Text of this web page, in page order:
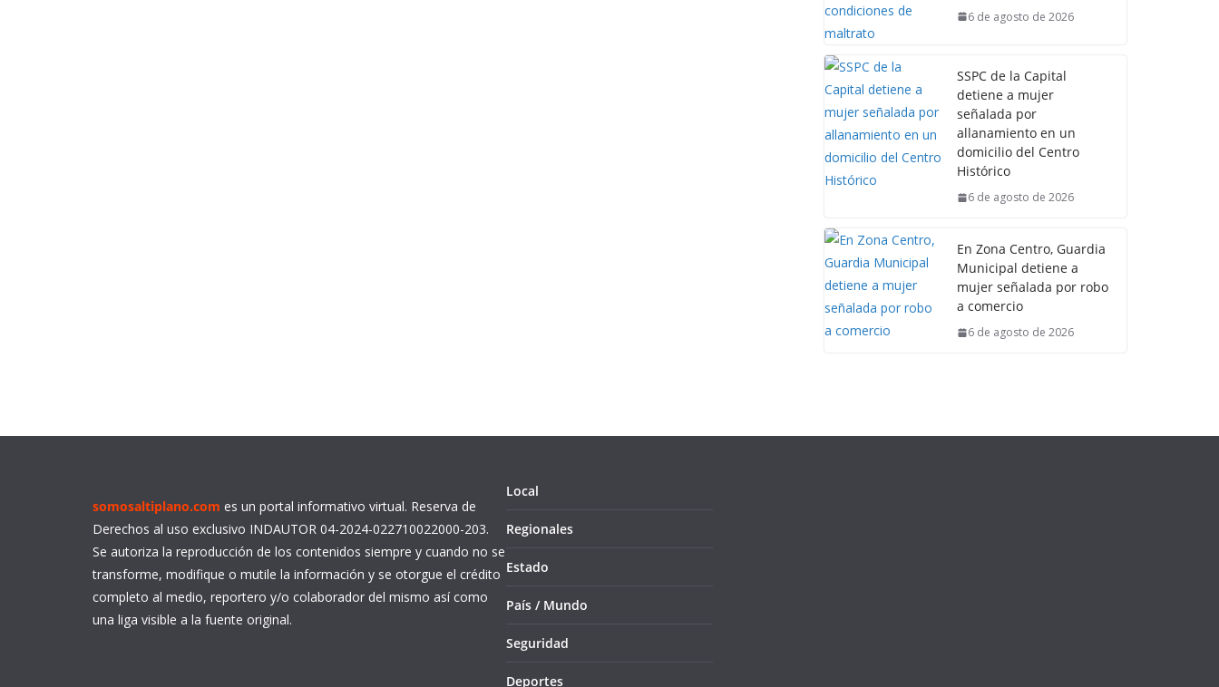
6 de agosto de 2026
SSPC de la Capital
detiene a mujer
señalada por
allanamiento en un
domicilio del Centro
Histórico
6 de agosto de 2026
En Zona Centro, Guardia
Municipal detiene a
mujer señalada por robo
a comercio
6 de agosto de 2026
somosaltiplano.com es un portal informativo virtual. Reserva de
Derechos al uso exclusivo INDAUTOR 04-2024-022710022000-203.
Se autoriza la reproducción de los contenidos siempre y cuando no se
transforme, modifique o mutile la información y se otorgue el crédito
completo al medio, reportero y/o colaborador del mismo así como
una liga visible a la fuente original.
Local
Regionales
Estado
País / Mundo
Seguridad
Deportes